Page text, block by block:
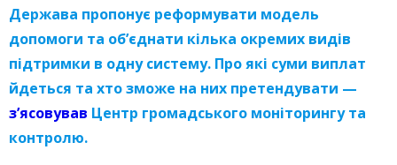
Держава пропонує реформувати модель
допомоги та обʼєднати кілька окремих видів
підтримки в одну систему. Про які суми виплат
йдеться та хто зможе на них претендувати —
зʼясовував Центр громадського моніторингу та
контролю.